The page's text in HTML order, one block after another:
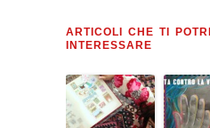
ARTICOLI CHE TI
INTERESSARE